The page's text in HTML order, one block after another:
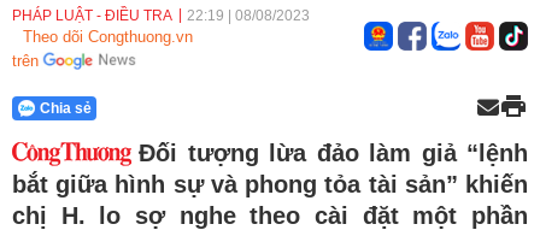
PHÁP LUẬT - ĐIỀU TRA 22:19 08/08/2023
Theo dõi Congthuong.vn
trên
Chia sẻ
Đối tượng lừa đảo làm giả “lệnh
bắt giữa hình sự và phong tỏa tài sản” khiến
chị H. lo sợ nghe theo cài đặt một phần